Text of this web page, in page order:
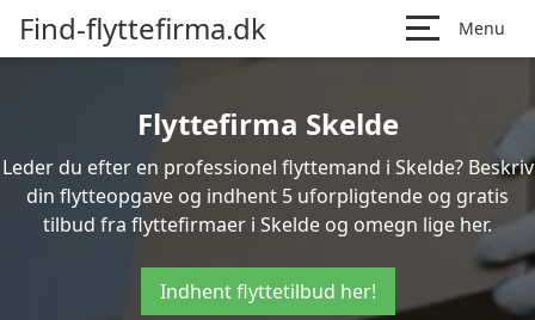
Find-flyttefirma.dk Menu
Flyttefirma Skelde
Leder du efter en professionel flyttemand i Skelde? Beskriv
din flytteopgave og indhent 5 uforpligtende og gratis
tilbud fra flyttefirmaer i Skelde og omegn lige her.
Indhent flyttetilbud her!